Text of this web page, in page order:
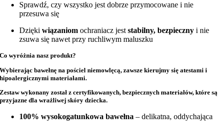
Sprawdź, czy wszystko jest dobrze przymocowane i nie
przesuwa się
Dziękiwiązaniom ochraniacz jeststabilny, bezpieczny i nie
zsuwa się nawet przy ruchliwym maluszku
Co wyróżnia nasz produkt?
Wybierając bawełnę napościel niemowlęcą, zawsze kierujmy się atestami i
hipoalergicznymi materiałami.
Zestaw wykonany został zcertyfikowanych, bezpiecznych materiałów, które są
przyjazne dla wrażliwej skóry dziecka.
100% wysokogatunkowa bawełna – delikatna, oddychająca